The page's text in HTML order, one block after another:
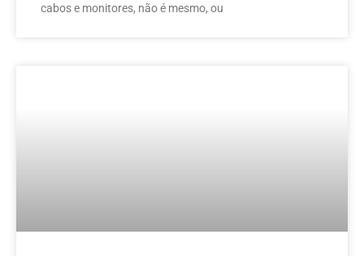
cabos e monitores, não é mesmo, ou